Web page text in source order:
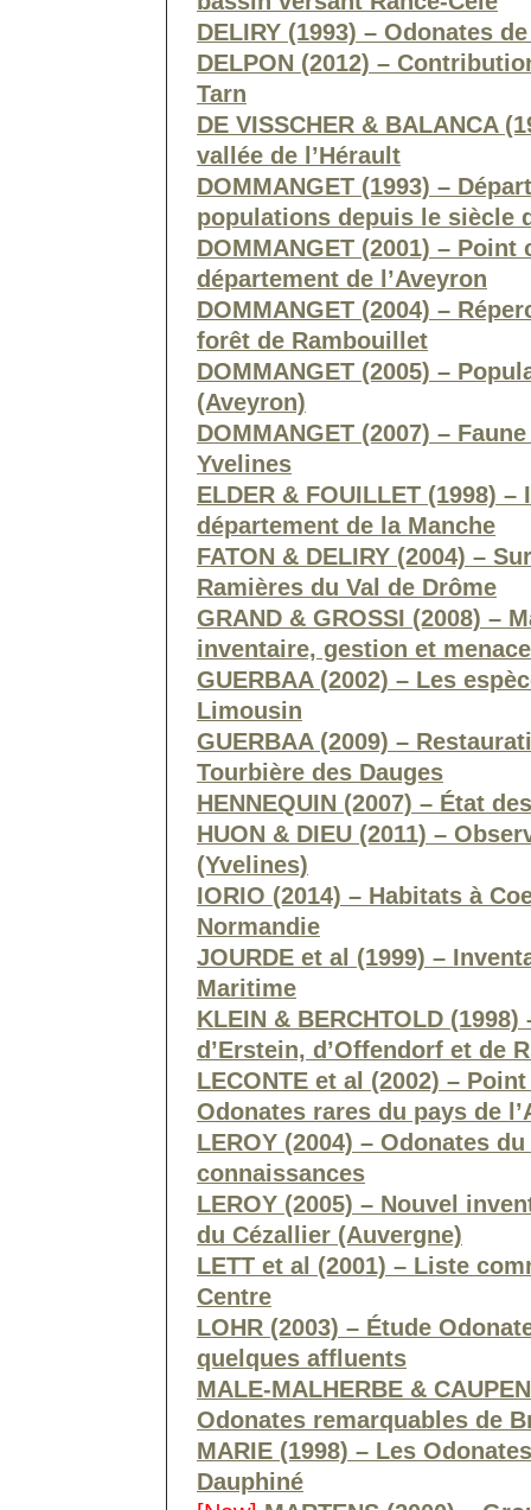
DELIRY (1993) – Odonates
DELPON (2012) –
Tarn
DE VISSCHER & BALANCA
vallée de l’Hérault
DOMMANGET (1993) –
populations depuis le siècle
DOMMANGET (2001) –
département de l’Aveyron
DOMMANGET (2004) –
forêt de Rambouillet
DOMMANGET (2005) –
(Aveyron)
DOMMANGET (2007) –
Yvelines
ELDER & FOUILLET (1998)
département de la Manche
FATON & DELIRY (2004) –
Ramières du Val de Drôme
GRAND & GROSSI (2008) –
inventaire, gestion et
GUERBAA (2002) – Les
Limousin
GUERBAA (2009) –
Tourbière des Dauges
HENNEQUIN (2007) – État
HUON & DIEU (2011) –
(Yvelines)
IORIO (2014) – Habitats à
Normandie
JOURDE et al (1999) –
Maritime
KLEIN & BERCHTOLD
d’Erstein, d’Offendorf et de
LECONTE et al (2002) –
Odonates rares du pays de
LEROY (2004) – Odonates
connaissances
LEROY (2005) – Nouvel
du Cézallier (Auvergne)
LETT et al (2001) – Liste
Centre
LOHR (2003) – Étude
quelques affluents
MALE-MALHERBE &
Odonates remarquables de
MARIE (1998) – Les
Dauphiné